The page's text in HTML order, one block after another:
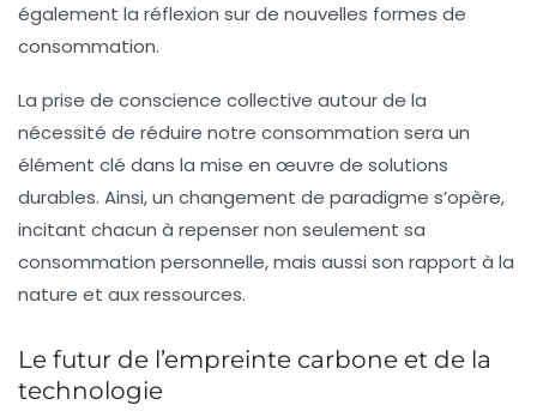
également la réflexion sur de nouvelles formes de
consommation.
La prise de conscience collective autour de la
nécessité de réduire notre consommation sera un
élément clé dans la mise en œuvre de solutions
durables. Ainsi, un changement de paradigme s’opère,
incitant chacun à repenser non seulement sa
consommation personnelle, mais aussi son rapport à la
nature et aux ressources.
Le futur de l’empreinte carbone et de la
technologie